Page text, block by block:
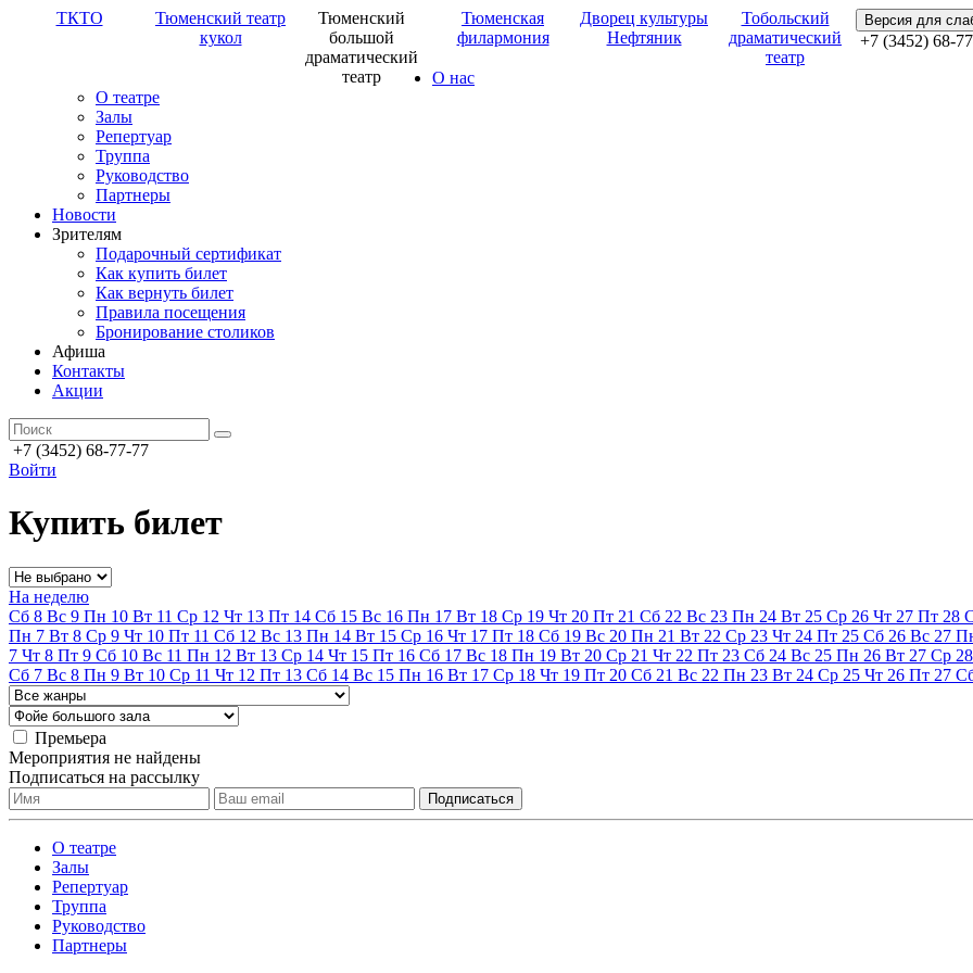
ТКТО
Тюменский театр
кукол
Тюменский
большой
драматический
театр
Тюменская
филармония
Дворец культуры
Нефтяник
Тобольский
драматический
театр
Версия для
+7 (3452) 68-
О нас
О театре
Залы
Репертуар
Труппа
Руководство
Партнеры
Новости
Зрителям
Подарочный сертификат
Как купить билет
Как вернуть билет
Правила посещения
Бронирование столиков
Афиша
Контакты
Акции
+7 (3452) 68-77-77
Войти
Купить билет
На неделю
Сб 8 Вс 9 Пн 10 Вт 11 Ср 12 Чт 13 Пт 14 Сб 15 Вс 16 Пн 17 Вт 18 Ср 19 Чт 20 Пт 21 Сб 22 Вс 23 Пн 24 Вт 25 Ср 26 Чт 27 Пт 28
Пн 7 Вт 8 Ср 9 Чт 10 Пт 11 Сб 12 Вс 13 Пн 14 Вт 15 Ср 16 Чт 17 Пт 18 Сб 19 Вс 20 Пн 21 Вт 22 Ср 23 Чт 24 Пт 25 Сб 26 Вс 27
7 Чт 8 Пт 9 Сб 10 Вс 11 Пн 12 Вт 13 Ср 14 Чт 15 Пт 16 Сб 17 Вс 18 Пн 19 Вт 20 Ср 21 Чт 22 Пт 23 Сб 24 Вс 25 Пн 26 Вт 27 Ср 28
Сб 7 Вс 8 Пн 9 Вт 10 Ср 11 Чт 12 Пт 13 Сб 14 Вс 15 Пн 16 Вт 17 Ср 18 Чт 19 Пт 20 Сб 21 Вс 22 Пн 23 Вт 24 Ср 25 Чт 26 Пт 27
Премьера
Мероприятия не найдены
Подписаться на рассылку
О театре
Залы
Репертуар
Труппа
Руководство
Партнеры